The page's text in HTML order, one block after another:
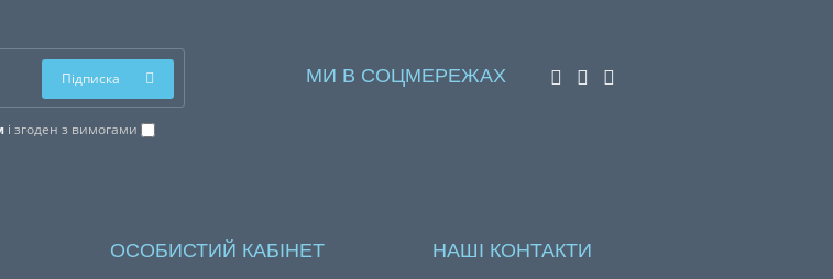
і згоден з вимогами
Підписка МИ В СОЦМЕРЕЖАХ
ОСОБИСТИЙ КАБІНЕТ НАШІ КОНТАКТИ